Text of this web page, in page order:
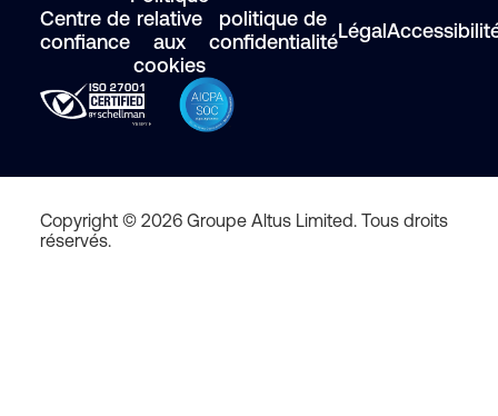
Centre de
confiance
relative
aux
cookies
politique de
confidentialitéLégal
Copyright © 2026 Groupe Altus Limited. Tous droits
réservés.